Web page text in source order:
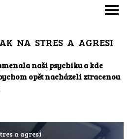
NA STRES A AGRESI
naši psychiku a kde
opět nacházeli ztracenou
a agresi